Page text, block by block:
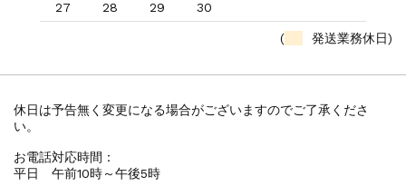
27
28 29 30
( 発送業務休日)
休日は予告無く変更になる場合がございますのでご了承くださ
い。
お電話対応時間：
平日 午前10時～午後5時